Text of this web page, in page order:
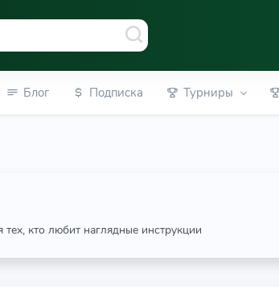
Блог Подписка Турниры
кто любит наглядные инструкции